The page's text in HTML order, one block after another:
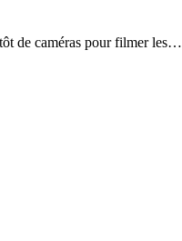
de caméras pour filmer les…